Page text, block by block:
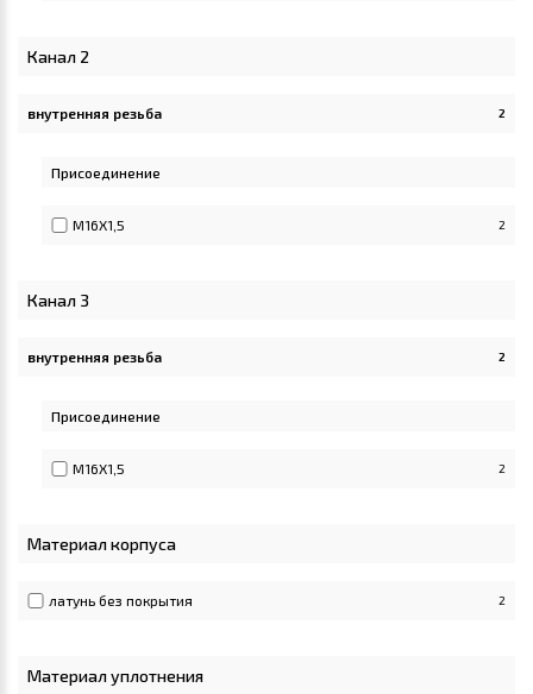
Канал 2
внутренняя резьба 2
Apply внутренняя резьба filter
Присоединение
M16X1,5 2
Канал 3
внутренняя резьба 2
Apply внутренняя резьба filter
Присоединение
M16X1,5 2
Материал корпуса
латунь без покрытия 2
Материал уплотнения